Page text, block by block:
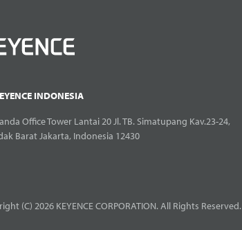
INDONESIA
Office Tower Lantai 20 Jl. TB. Simatupang Kav.23-24,
Barat Jakarta, Indonesia 12430
(C) 2026 KEYENCE CORPORATION. All Rights Reserved.